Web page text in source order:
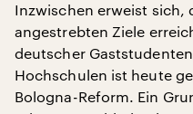
Inzwischen erweist sich,
angestrebten Ziele
deutscher
Hochschulen ist heute
Bologna-Reform. Ein